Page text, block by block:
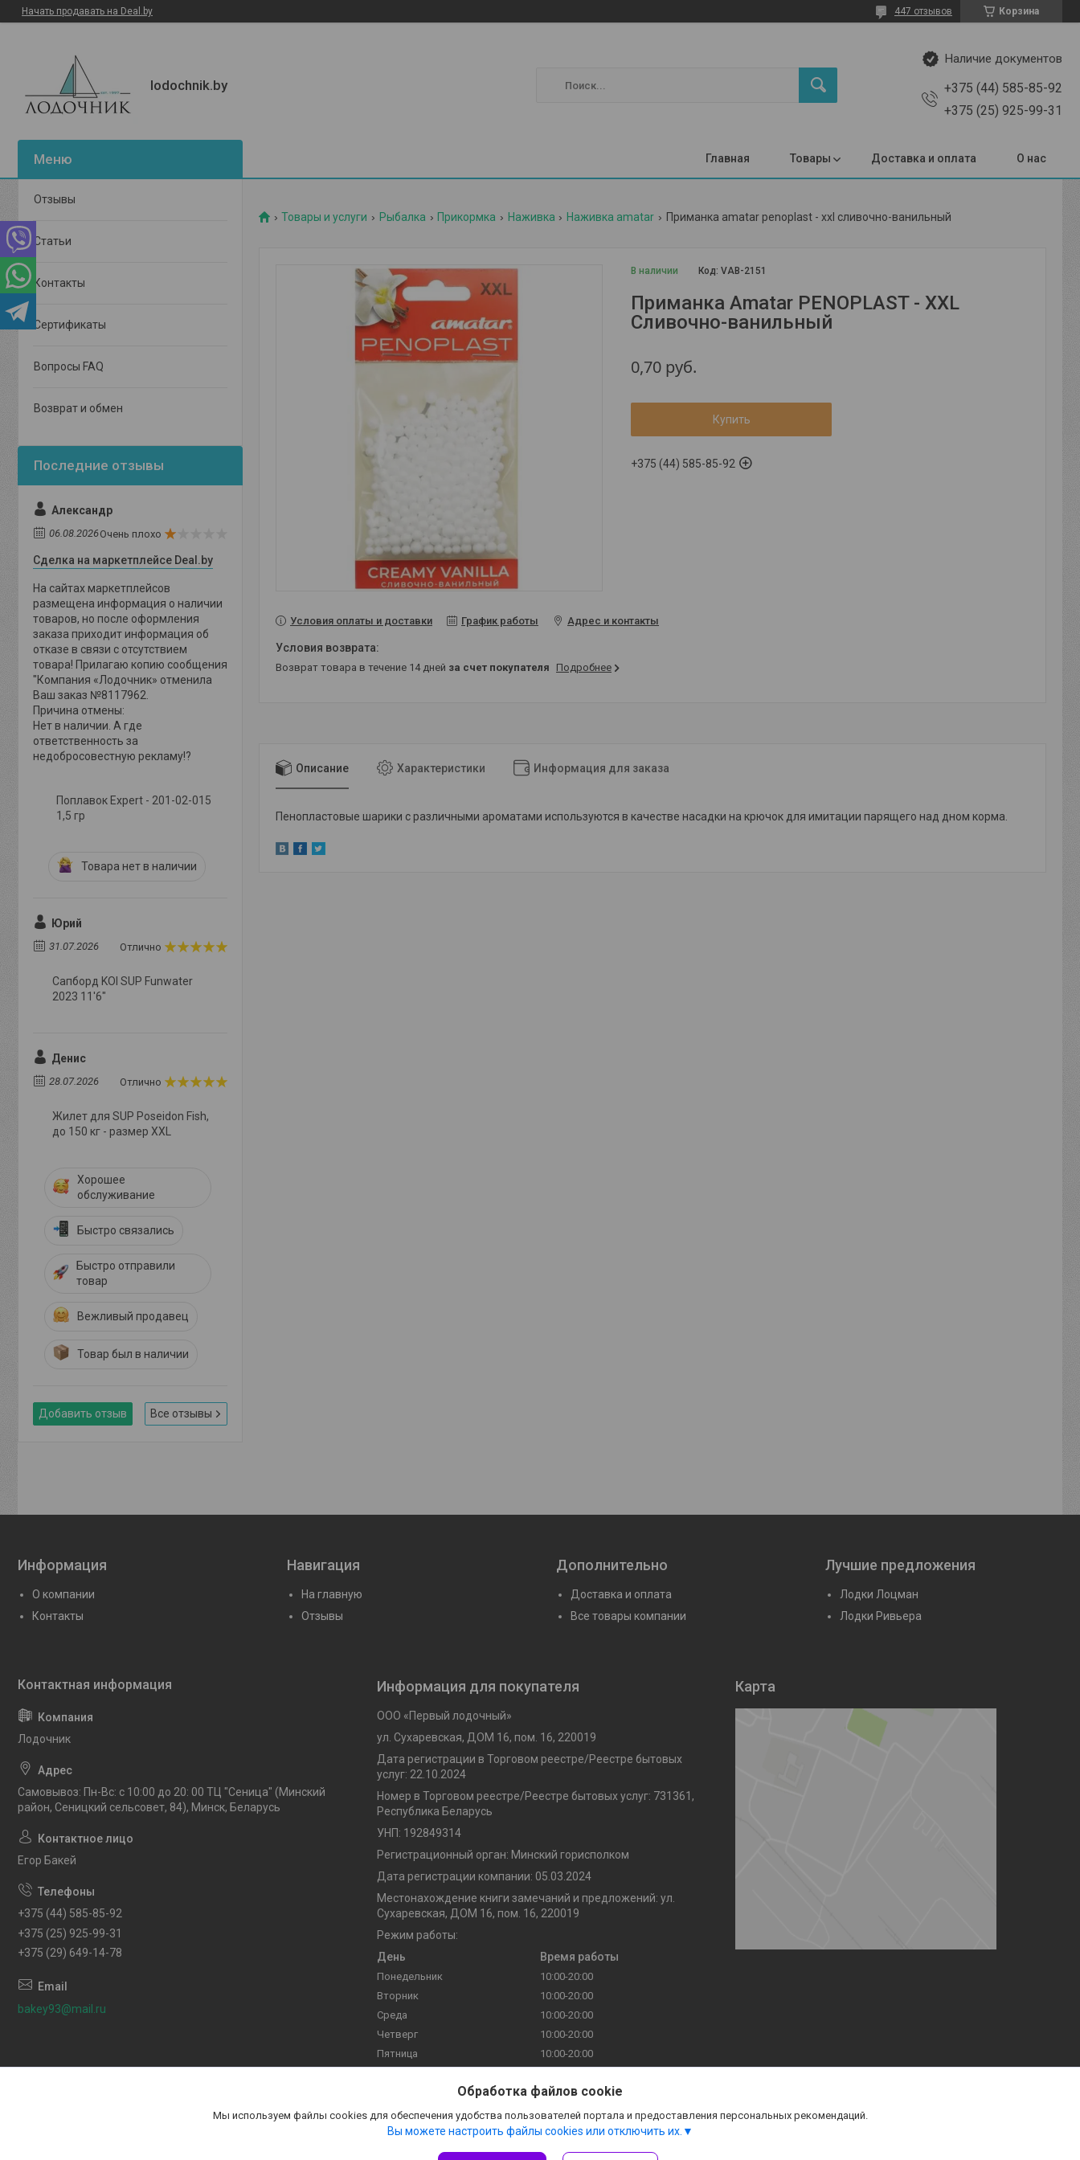
Начать продавать на Deal.by Корзина
447 отзывов
lodochnik.by
Наличие документов
+375 (44) 585-85-92
+375 (25) 925-99-31
Главная Товары Доставка и оплата О нас
Товары и услуги Рыбалка Прикормка Наживка Наживка amatar Приманка amatar penoplast - xxl сливочно-ванильный
В наличии Код:VAB-2151
Приманка Amatar PENOPLAST - XXL
Сливочно-ванильный
0,70 руб.
Купить
+375 (44) 585-85-92
Условия оплаты и доставки График работы Адрес и контакты
возврат товара в течение 14 дней за счет покупателя Подробнее
Описание Характеристики Информация для заказа
Пенопластовые шарики с различными ароматами используются в качестве насадки на крючок для имитации парящего над дном корма.
Отзывы
Статьи
Контакты
Сертификаты
Вопросы FAQ
Возврат и обмен
Александр
06.08.2026Очень плохо
Сделка на маркетплейсе Deal.by
На сайтах маркетплейсов
размещена информация о наличии
товаров, но после оформления
заказа приходит информация об
отказе в связи с отсутствием
товара! Прилагаю копию сообщения
"Компания «Лодочник» отменила
Ваш заказ №8117962.
Причина отмены:
Нет в наличии. А где
ответственность за
недобросовестную рекламу!?
Поплавок Expert - 201-02-015
1,5 гр
Товара нет в наличии
Юрий
31.07.2026 Отлично
Сапборд KOI SUP Funwater
2023 11'6"
Денис
28.07.2026 Отлично
Жилет для SUP Poseidon Fish,
до 150 кг - размер XXL
Хорошее
обслуживание
Быстро связались
Быстро отправили
товар
Вежливый продавец
Товар был в наличии
Добавить отзыв Все отзывы
Информация
О компании
Контакты
Навигация
На главную
Отзывы
Дополнительно
Доставка и оплата
Все товары компании
Лучшие предложения
Лодки Лоцман
Лодки Ривьера
Лодочник
Самовывоз: Пн-Вс: с 10:00 до 20: 00 ТЦ "Сеница" (Минский
район, Сеницкий сельсовет, 84), Минск, Беларусь
Егор Бакей
+375 (44) 585-85-92
+375 (25) 925-99-31
+375 (29) 649-14-78
bakey93@mail.ru
Информация для покупателя
ООО «Первый лодочный»
ул. Сухаревская, ДОМ 16, пом. 16, 220019
Дата регистрации в Торговом реестре/Реестре бытовых
услуг: 22.10.2024
Номер в Торговом реестре/Реестре бытовых услуг: 731361,
Республика Беларусь
УНП: 192849314
Регистрационный орган: Минский горисполком
Дата регистрации компании: 05.03.2024
Местонахождение книги замечаний и предложений: ул.
Сухаревская, ДОМ 16, пом. 16, 220019
Режим работы:
День
Время работы
Понедельник
10:00-20:00
Вторник
10:00-20:00
Среда
10:00-20:00
Четверг
10:00-20:00
Пятница
10:00-20:00
10:00-20:00
Карта
Обработка файлов cookie
Мы используем файлы cookies для обеспечения удобства пользователей портала и предоставления персональных рекомендаций.
Вы можете настроить файлы cookies или отключить их.